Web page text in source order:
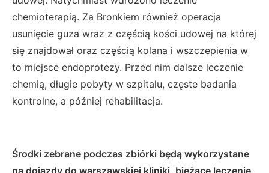
chemioterapią. Za Bronkiem również operacja
usunięcie guza wraz z częścią kości udowej na której
się znajdował oraz częścią kolana i wszczepienia w
to miejsce endoprotezy. Przed nim dalsze leczenie
chemią, długie pobyty w szpitalu, częste badania
kontrolne, a później rehabilitacja.
Środki zebrane podczas zbiórki będą wykorzystane